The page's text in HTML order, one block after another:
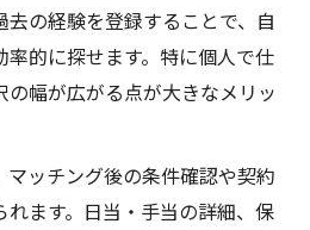
の経験を登録することで、自
的に探せます。特に個人で仕
幅が広がる点が大きなメリッ
ッチング後の条件確認や契約
ます。日当・手当の詳細、保